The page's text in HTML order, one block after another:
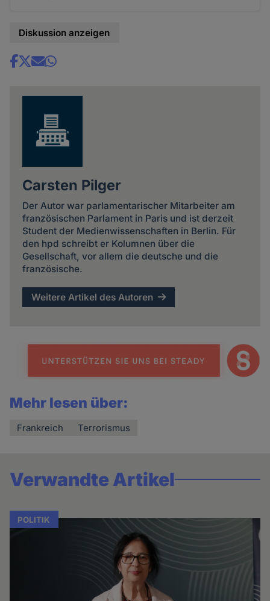
Diskussion anzeigen
Share
Carsten Pilger
Der Autor war parlamentarischer Mitarbeiter am
französischen Parlament in Paris und ist derzeit
Student der Medienwissenschaften in Berlin. Für
den hpd schreibt er Kolumnen über die
Gesellschaft, vor allem die deutsche und die
französische.
Weitere Artikel des Autoren
Mehr lesen über:
Frankreich Terrorismus
Verwandte Artikel
POLITIK